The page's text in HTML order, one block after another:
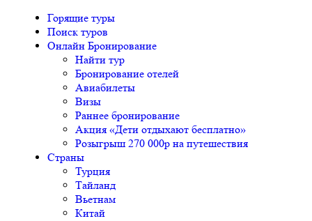
Горящие туры
Поиск туров
Онлайн Бронирование
Найти тур
Бронирование отелей
Авиабилеты
Визы
Раннее бронирование
Акция «Дети отдыхают бесплатно»
Розыгрыш 270 000р на путешествия
Страны
Турция
Тайланд
Вьетнам
Китай